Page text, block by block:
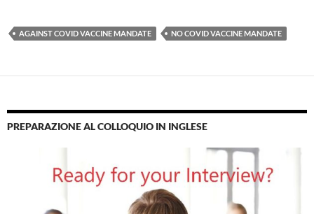
AGAINST COVID VACCINE MANDATE NO COVID VACCINE MANDATE
PREPARAZIONE AL COLLOQUIO IN INGLESE